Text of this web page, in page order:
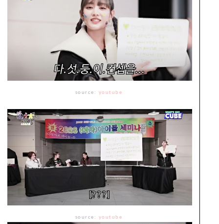
source: youtube
source: youtube